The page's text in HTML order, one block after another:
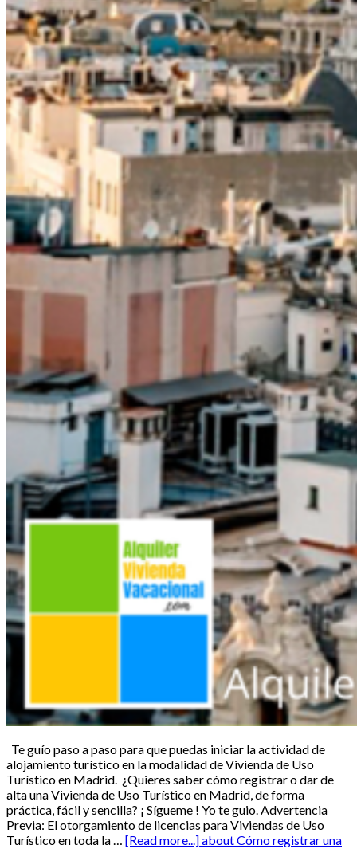
Te guío paso a paso para que puedas iniciar la actividad de
alojamiento turístico en la modalidad de Vivienda de Uso
Turístico en Madrid. ¿Quieres saber cómo registrar o dar de
alta una Vivienda de Uso Turístico en Madrid, de forma
práctica, fácil y sencilla? ¡ Sígueme ! Yo te guio. Advertencia
Previa: El otorgamiento de licencias para Viviendas de Uso
Turístico en toda la … [Read more...]about Cómo registrar una